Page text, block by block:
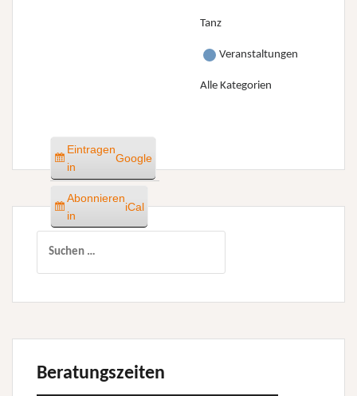
Tanz
Veranstaltungen
Alle Kategorien
Eintragen
in
Google
Abonnieren
in
iCal
Beratungszeiten